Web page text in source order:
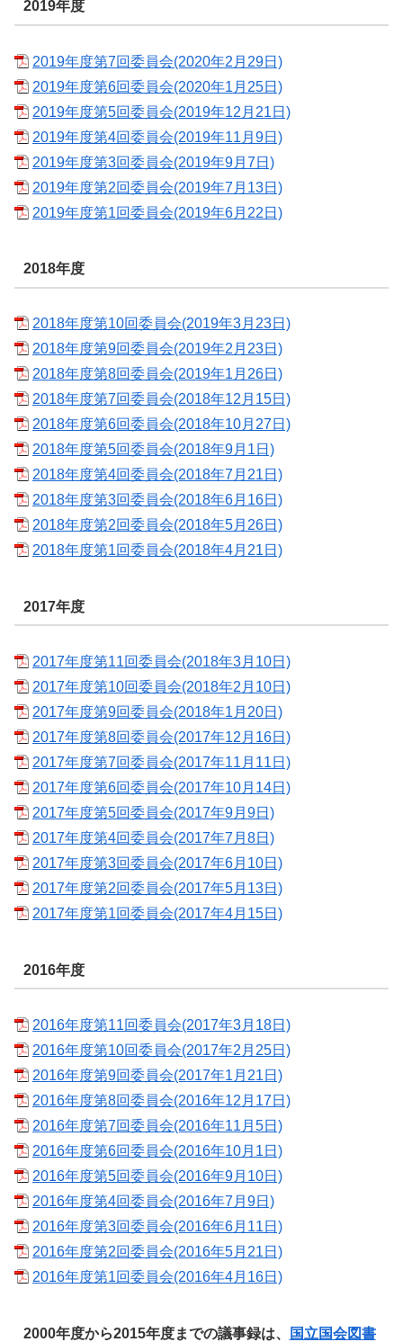
2019年度
2019年度第7回委員会(2020年2月29日)
2019年度第6回委員会(2020年1月25日)
2019年度第5回委員会(2019年12月21日)
2019年度第4回委員会(2019年11月9日)
2019年度第3回委員会(2019年9月7日)
2019年度第2回委員会(2019年7月13日)
2019年度第1回委員会(2019年6月22日)
2018年度
2018年度第10回委員会(2019年3月23日)
2018年度第9回委員会(2019年2月23日)
2018年度第8回委員会(2019年1月26日)
2018年度第7回委員会(2018年12月15日)
2018年度第6回委員会(2018年10月27日)
2018年度第5回委員会(2018年9月1日)
2018年度第4回委員会(2018年7月21日)
2018年度第3回委員会(2018年6月16日)
2018年度第2回委員会(2018年5月26日)
2018年度第1回委員会(2018年4月21日)
2017年度
2017年度第11回委員会(2018年3月10日)
2017年度第10回委員会(2018年2月10日)
2017年度第9回委員会(2018年1月20日)
2017年度第8回委員会(2017年12月16日)
2017年度第7回委員会(2017年11月11日)
2017年度第6回委員会(2017年10月14日)
2017年度第5回委員会(2017年9月9日)
2017年度第4回委員会(2017年7月8日)
2017年度第3回委員会(2017年6月10日)
2017年度第2回委員会(2017年5月13日)
2017年度第1回委員会(2017年4月15日)
2016年度
2016年度第11回委員会(2017年3月18日)
2016年度第10回委員会(2017年2月25日)
2016年度第9回委員会(2017年1月21日)
2016年度第8回委員会(2016年12月17日)
2016年度第7回委員会(2016年11月5日)
2016年度第6回委員会(2016年10月1日)
2016年度第5回委員会(2016年9月10日)
2016年度第4回委員会(2016年7月9日)
2016年度第3回委員会(2016年6月11日)
2016年度第2回委員会(2016年5月21日)
2016年度第1回委員会(2016年4月16日)
2000年度から2015年度までの議事録は、
国立国会図書